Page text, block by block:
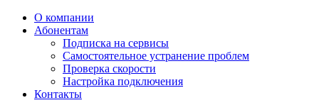
О компании
Абонентам
Подписка на сервисы
Самостоятельное устранение проблем
Проверка скорости
Настройка подключения
Контакты